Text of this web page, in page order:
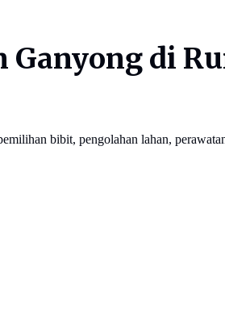
Ganyong di
bibit, pengolahan lahan,